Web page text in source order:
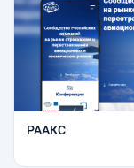
РААКС